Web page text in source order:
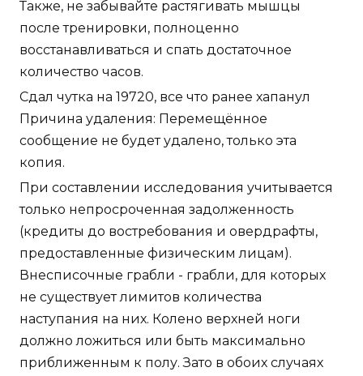
Также, не забывайте растягивать мышцы
после тренировки, полноценно
восстанавливаться и спать достаточное
количество часов.
Сдал чутка на 19720, все что ранее хапанул
Причина удаления: Перемещённое
сообщение не будет удалено, только эта
копия.
При составлении исследования учитывается
только непросроченная задолженность
(кредиты до востребования и овердрафты,
предоставленные физическим лицам).
Внесписочные грабли - грабли, для которых
не существует лимитов количества
наступания на них. Колено верхней ноги
должно ложиться или быть максимально
приближенным к полу. Зато в обоих случаях